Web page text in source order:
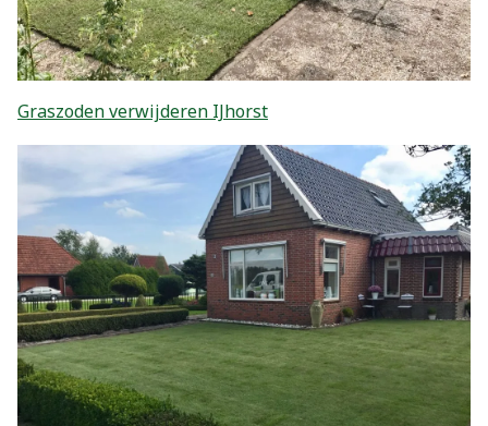
Graszoden verwijderen IJhorst